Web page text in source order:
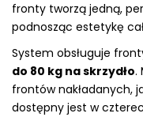
fronty tworzą jedną,
podnosząc estetykę
System obsługuje
do 80 kg na skrzydło.
frontów nakładanych,
dostępny jest w